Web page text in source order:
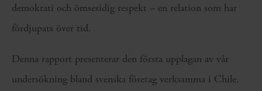
demokrati och ömsesidig respekt – en relation som har
fördjupats över tid.
Denna rapport presenterar den första upplagan av vår
undersökning bland svenska företag verksamma i Chile.